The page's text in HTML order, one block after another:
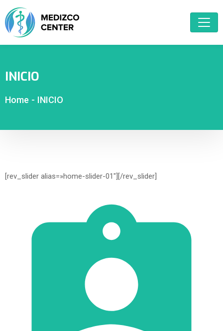
INICIO
Home - INICIO
[rev_slider alias=»home-slider-01″][/rev_slider]